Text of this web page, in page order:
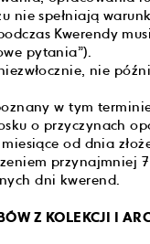
nie spełniają
Kwerendy
pytania”).
nie
w tym
o przyczynach
od dnia
dni kwerend.
Z KOLEKCJI I